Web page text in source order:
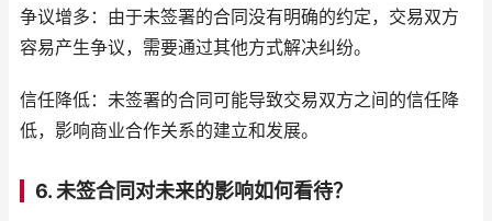
争议增多：由于未签署的合同没有明确的约定，交易双方
容易产生争议，需要通过其他方式解决纠纷。
信任降低：未签署的合同可能导致交易双方之间的信任降
低，影响商业合作关系的建立和发展。
6. 未签合同对未来的影响如何看待？